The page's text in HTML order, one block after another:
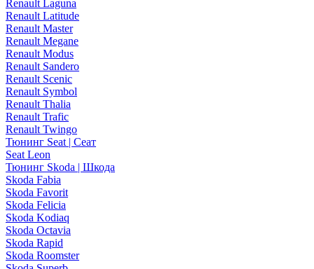
Renault Laguna
Renault Latitude
Renault Master
Renault Megane
Renault Modus
Renault Sandero
Renault Scenic
Renault Symbol
Renault Thalia
Renault Trafic
Renault Twingo
Тюнинг Seat | Сеат
Seat Leon
Тюнинг Skoda | Шкода
Skoda Fabia
Skoda Favorit
Skoda Felicia
Skoda Kodiaq
Skoda Octavia
Skoda Rapid
Skoda Roomster